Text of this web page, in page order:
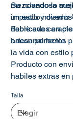
mezclando lo
un estilo
Su novedosa
impacto y diseno
doble eva
hacen perfectos
la vida con estilo
Fabricados en
artesanalmente
Producto con
habiles extras en
PRODUCTO
BOVINO CON
Talla